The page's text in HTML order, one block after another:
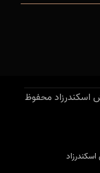
اسکندرزاد محفوظ